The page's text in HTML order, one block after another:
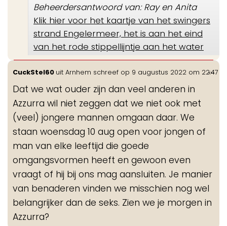
Beheerdersantwoord van: Ray en Anita
Klik hier voor het kaartje van het swingers
strand Engelermeer, het is aan het eind
van het rode stippellijntje aan het water
CuckStel60 uit Arnhem schreef op 9 augustus 2022 om 22:47
Dat we wat ouder zijn dan veel anderen in
Azzurra wil niet zeggen dat we niet ook met
(veel) jongere mannen omgaan daar. We
staan woensdag 10 aug open voor jongen of
man van elke leeftijd die goede
omgangsvormen heeft en gewoon even
vraagt of hij bij ons mag aansluiten. Je manier
van benaderen vinden we misschien nog wel
belangrijker dan de seks. Zien we je morgen in
Azzurra?
...